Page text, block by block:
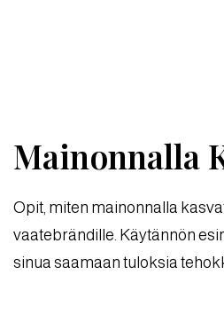
Mainonnalla
Opit, miten mainonnalla
vaatebrändille. Käytännön
sinua saamaan tuloksia